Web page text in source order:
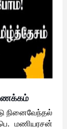
நினைவேந்தல்
மணியரசன்